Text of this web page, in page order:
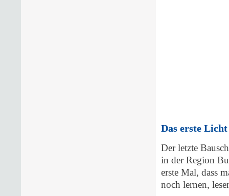
Das erste
Der letzte
in der Region
erste Mal, dass
noch lernen,